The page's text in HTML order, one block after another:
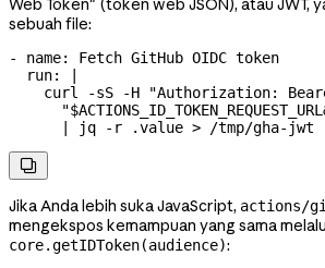
sebuah file:
- name: Fetch GitHub OIDC token
  run
:
|
curl -sS -H "Authorization:
      | jq -r .value > /tmp/gha-jwt

Jika Anda lebih suka JavaScript, actions/
mengekspos kemampuan yang sama
core.getIDToken(audience):